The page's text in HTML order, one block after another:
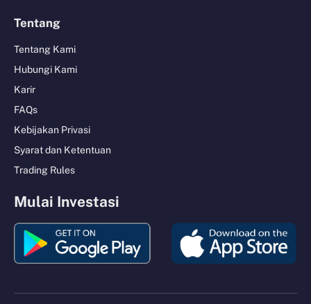
Tentang
Tentang Kami
Hubungi Kami
Karir
FAQs
Kebijakan Privasi
Syarat dan Ketentuan
Trading Rules
Mulai Investasi